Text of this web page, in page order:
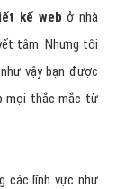
kế web ở nhà
tâm. Nhưng tôi
vậy bạn được
mọi thắc mắc từ
các lĩnh vực như